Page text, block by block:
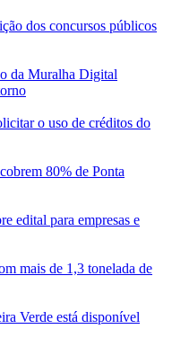
dos concursos públicos
da Muralha Digital
o uso de créditos do
80% de Ponta
edital para empresas e
mais de 1,3 tonelada de
Verde está disponível